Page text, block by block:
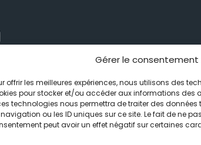
Gérer le consentement
offrir les meilleures expériences, nous utilisons des
pour stocker et/ou accéder aux informations des
technologies nous permettra de traiter des données
ou les ID uniques sur ce site. Le fait de ne
peut avoir un effet négatif sur certaines
à Grenoble. Depuis 1995, elle conçoit
réseau d’agences partenaires.